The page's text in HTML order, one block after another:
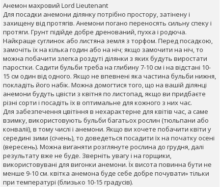
Анемон махровий Lord Lieutenant
Для посадки анемони ділянку потрібно простору, затінену і
захищену від протягів. Анемони погано переносять сильну спеку і
протяги. Грунт підійде добре дренований, пухка і родюча.
Найкраще суглинок або листяна земля з торфом. Перед посадкою,
замочіть їх на кілька годин або на ніч; якщо замочити на ніч, то
можна побачити злегка роздуті ділянки з яких будуть виростати
паростки. Садити бульби треба на глибину 7-10 см і на відстані 10-
15 см один від одного. Якщо не впевнені яка частина бульби нижня,
покладіть його набік. Можна домогтися того, що на вашій ділянці
анемони будуть цвісти з квітня по листопад, якщо ви придбаєте
різні сорти і посадіть їх в оптимальне для кожного з них час.
Для забезпечення цвітіння в нехарактерне для квітів час, а саме
взимку, використовують бульби багатьох рослин (тюльпани або
конвалії), в тому числі і анемони. Якщо ви хочете побачити квіти у
середині зими (січень), то доведеться посадити їх на початку осені
(вересень). Можна виганяти розглянуте рослина до грудня, далі
результату вже не буде. Зверніть увагу і на горщики,
використовувані для вигонки анемони. Їх висота повинна бути не
менше 9-10 см. квітка анемона буде себе добре почувати» тільки
при температурі (близько 10-15 градусів).